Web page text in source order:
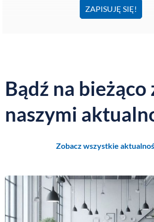
ZAPISUJĘ SIĘ!
Bądź na bieżąco
naszymi
Zobacz wszystkie